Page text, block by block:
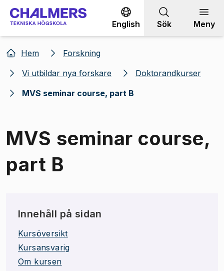
Gå till innehållet
English Sök Meny
Hem
Forskning
Vi utbildar nya forskare
Doktorandkurser
MVS seminar course, part B
MVS seminar course,
part B
Innehåll på sidan
Kursöversikt
Kursansvarig
Om kursen